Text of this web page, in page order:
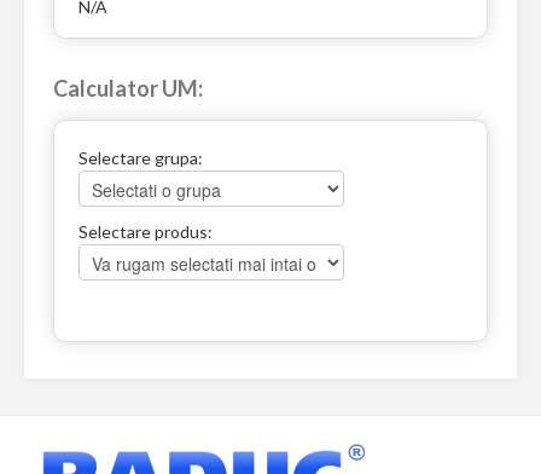
N/A
Calculator UM:
Selectare grupa:
Selectare produs: